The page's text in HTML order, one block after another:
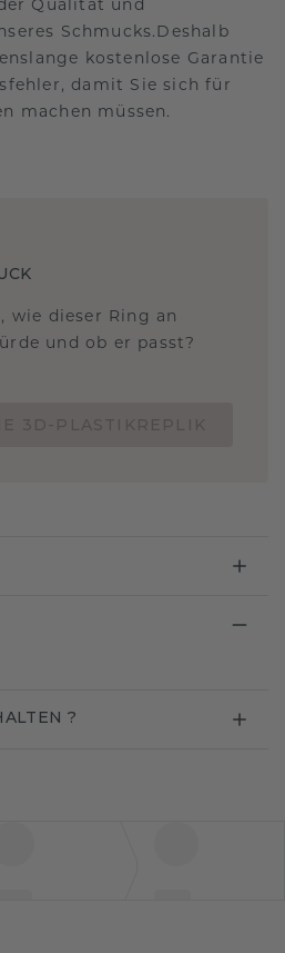
Qualität und
Schmucks.Deshalb
kostenlose Garantie
damit Sie sich für
machen müssen.
wie dieser Ring an
und ob er passt?
?